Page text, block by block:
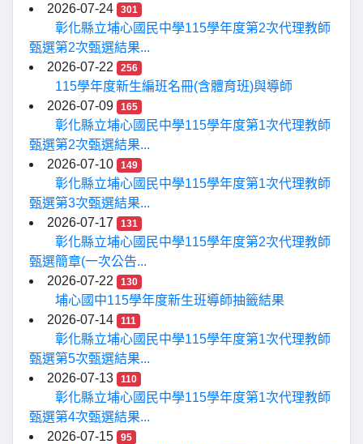
2026-07-24 301
彰化縣立埔心國民中學115學年度第2次代理教師
甄選第2次甄選結果...
2026-07-22
256
115學年度新生編班名冊(含體育班)與導師
2026-07-09
165
彰化縣立埔心國民中學115學年度第1次代理教師
甄選第2次甄選結果...
2026-07-10
149
彰化縣立埔心國民中學115學年度第1次代理教師
甄選第3次甄選結果...
2026-07-17
131
彰化縣立埔心國民中學115學年度第2次代理教師
甄選簡章(一次公告...
2026-07-22
130
埔心國中115學年度新生班導師抽籤結果
2026-07-14
111
彰化縣立埔心國民中學115學年度第1次代理教師
甄選第5次甄選結果...
2026-07-13
110
彰化縣立埔心國民中學115學年度第1次代理教師
甄選第4次甄選結果...
2026-07-15
95